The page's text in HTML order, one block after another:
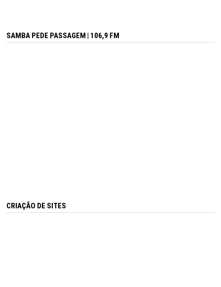
SAMBA PEDE PASSAGEM | 106,9 FM
CRIAÇÃO DE SITES